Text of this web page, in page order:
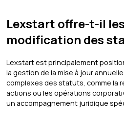
Lexstart offre-t-il
modification des
Lexstart est principalement
la gestion de la mise à jour
complexes des statuts, comme la
actions ou les opérations
un accompagnement juridique